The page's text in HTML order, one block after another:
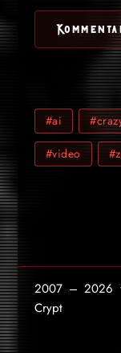
#ai
#video
2007 – 2026
Crypt